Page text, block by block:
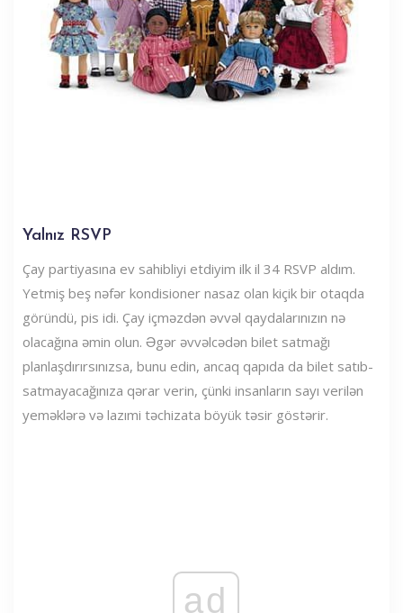
Yalnız RSVP
Çay partiyasına ev sahibliyi etdiyim ilk il 34 RSVP aldım.
Yetmiş beş nəfər kondisioner nasaz olan kiçik bir otaqda
göründü, pis idi. Çay içməzdən əvvəl qaydalarınızın nə
olacağına əmin olun. Əgər əvvəlcədən bilet satmağı
planlaşdırırsınızsa, bunu edin, ancaq qapıda da bilet satıb-
satmayacağınıza qərar verin, çünki insanların sayı verilən
yeməklərə və lazımi təchizata böyük təsir göstərir.
ad